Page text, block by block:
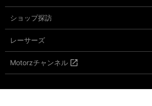
ショップ探訪
レーサーズ
Motorzチャンネル